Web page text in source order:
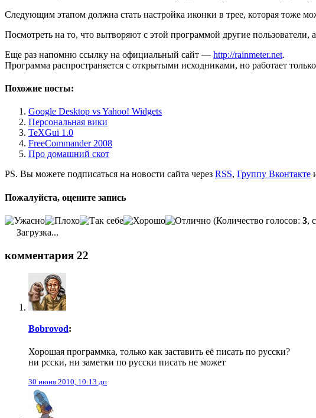
Следующим этапом должна стать настройка иконки в трее, которая тоже
Посмотреть на то, что вытворяют с этой программой другие
Еще раз напомню ссылку на официальный сайт — http://rainmeter.net.
Программа распространяется с открытыми исходниками, но работает
Похожие посты:
Google Desktop vs Yahoo! Widgets
Персональная вики
TeXGui 1.0
FreeCommander 2008
Про домашний скот
PS. Вы можете подписаться на новости сайта через RSS, Группу Вконтакте
Пожалуйста, оцените запись
(Количество голосов: 3,
Загрузка...
комментария 22
Bobrovod:
Хорошая программка, только как заставить её писать по русски?
ни рсски, ни заметки по русски писать не может
30 июня 2010, 10:13 дп